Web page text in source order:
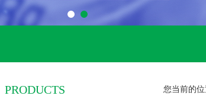
PRODUCTS 您当前的